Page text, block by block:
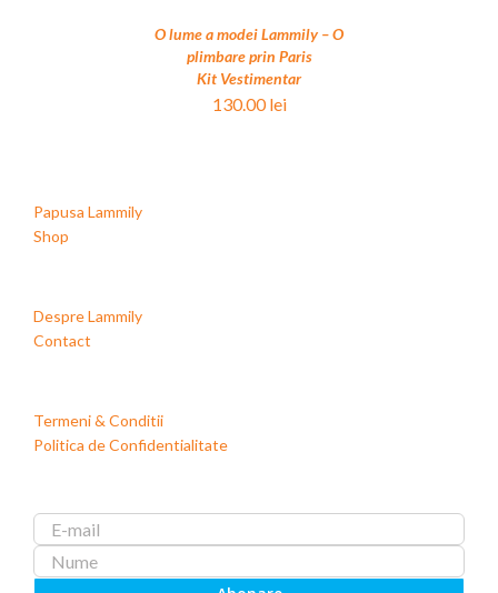
O lume a modei Lammily – O
plimbare prin Paris
Kit Vestimentar
130.00lei
Papusa Lammily
Shop
Despre Lammily
Contact
Termeni & Conditii
Politica de Confidentialitate